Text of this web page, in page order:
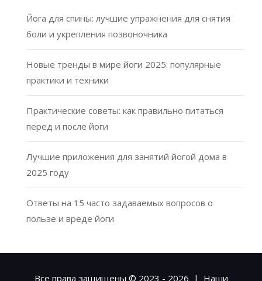
Йога для спины: лучшие упражнения для снятия
боли и укрепления позвоночника
Новые тренды в мире йоги 2025: популярные
практики и техники
Практические советы: как правильно питаться
перед и после йоги
Лучшие приложения для занятий йогой дома в
2025 году
Ответы на 15 часто задаваемых вопросов о
пользе и вреде йоги
Все права защищены © 2023 - 2026 | Наши